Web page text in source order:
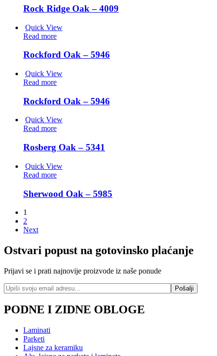
Rock Ridge Oak – 4009
Quick View
Read more
Rockford Oak – 5946
Quick View
Read more
Rockford Oak – 5946
Quick View
Read more
Rosberg Oak – 5341
Quick View
Read more
Sherwood Oak – 5985
1
2
Next
Ostvari popust na gotovinsko plaćanje
Prijavi se i prati najnovije proizvode iz naše ponude
PODNE I ZIDNE OBLOGE
Laminati
Parketi
Lajsne za keramiku